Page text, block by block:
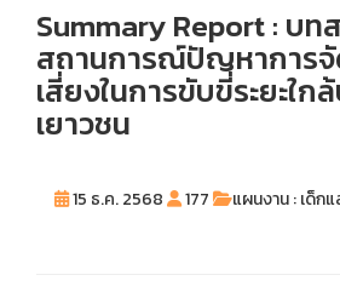
Summary Report : บท
สถานการณ์ปัญหาการจั
เสี่ยงในการขับขี่ระยะใก
เยาวชน
15 ธ.ค. 2568 177
แผนงาน : เด็กแ